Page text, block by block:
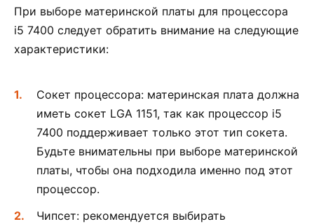
При выборе материнской платы для процессора
i5 7400 следует обратить внимание на следующие
характеристики:
Сокет процессора: материнская плата должна
иметь сокет LGA 1151, так как процессор i5
7400 поддерживает только этот тип сокета.
Будьте внимательны при выборе материнской
платы, чтобы она подходила именно под этот
процессор.
Чипсет: рекомендуется выбирать